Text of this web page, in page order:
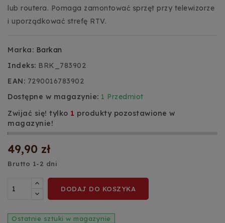
lub routera. Pomaga zamontować sprzęt przy telewizorze
i uporządkować strefę RTV.
Marka: Barkan
Indeks: BRK_783902
EAN: 7290016783902
Dostępne w magazynie: 1 Przedmiot
Zwijać się! tylko 1 produkty pozostawione w
magazynie!
49,90 zł
Brutto 1-2 dni
DODAJ DO KOSZYKA
Ostatnie sztuki w magazynie